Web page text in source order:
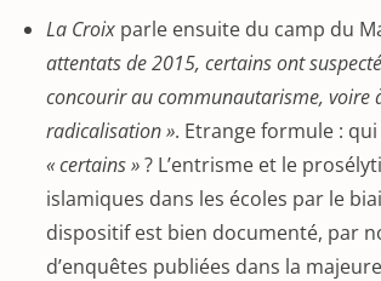
La Croix parle ensuite du camp du
attentats de 2015, certains ont
concourir au communautarisme, voire
radicalisation ». Etrange formule :
« certains »? L’entrisme et le
islamiques dans les écoles par le
dispositif est bien documenté, par
d’enquêtes publiées dans la